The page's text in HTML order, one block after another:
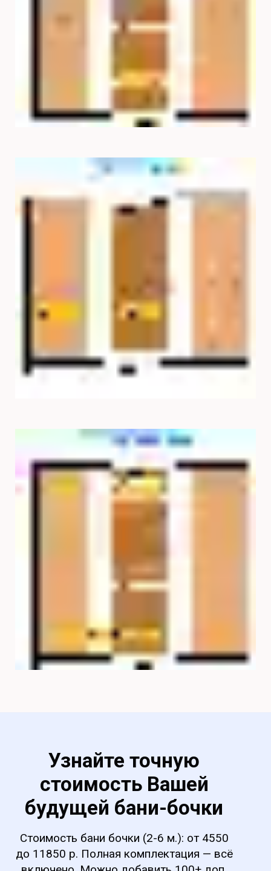
Стоимость бани бочки (2-6 м.): от 4550
до 11850 р. Полная комплектация — всё
Узнайте точную
стоимость Вашей
будущей бани-бочки